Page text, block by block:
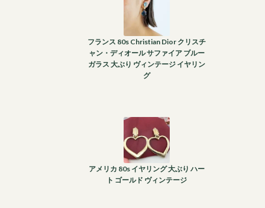
フランス 80s Christian Dior クリスチ
ャン・ディオール サファイア ブルー
ガラス 大ぶり ヴィンテージ イヤリン
グ
アメリカ 80s イヤリング 大ぶり ハー
ト ゴールド ヴィンテージ